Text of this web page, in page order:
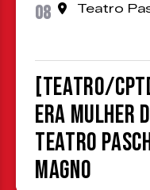
08 Teatro
[TEATRO/
era mulher
Teatro
Magno